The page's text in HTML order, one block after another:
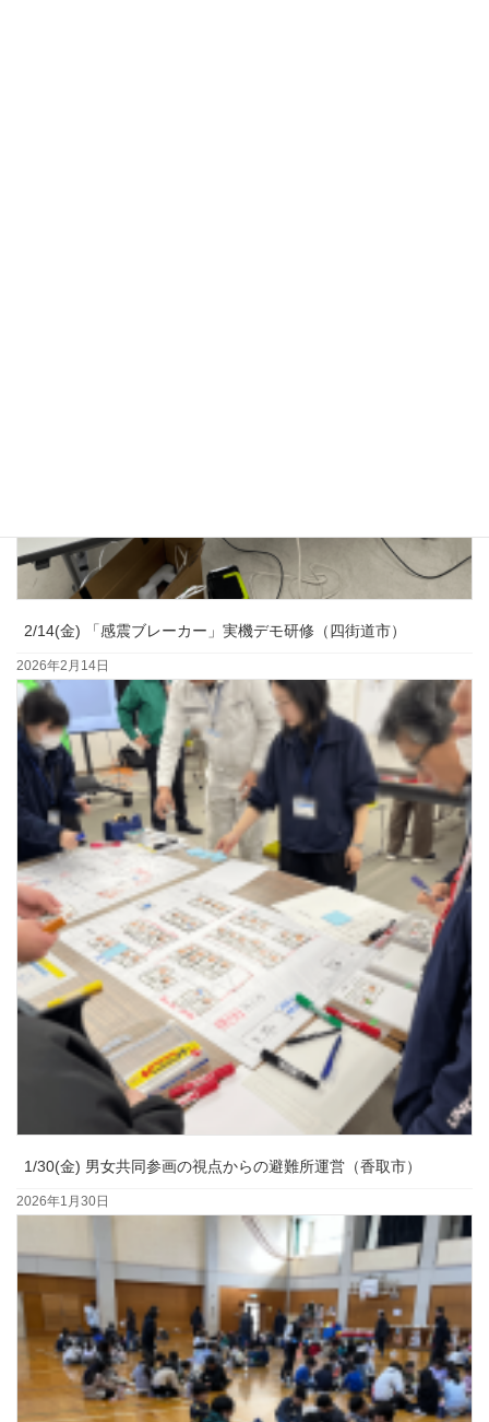
2/14(金) 「感震ブレーカー」実機デモ研修（四街道市）
2026年2月14日
1/30(金) 男女共同参画の視点からの避難所運営（香取市）
2026年1月30日